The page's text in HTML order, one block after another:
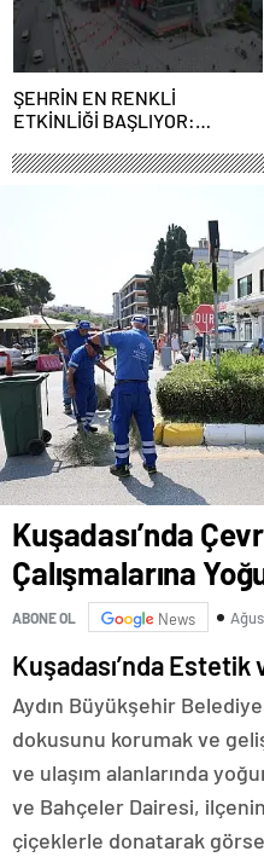
ŞEHRİN EN RENKLİ
ETKİNLİĞİ BAŞLIYOR:
FESTİVALİ” HEYECANI
Kuşadası’nda
Çalışmalarına
ABONE OL News
Kuşadası’nda Estetik
Aydın Büyükşehir
dokusunu korumak ve
ve ulaşım alanlarında
ve Bahçeler Dairesi,
çiçeklerle donatarak